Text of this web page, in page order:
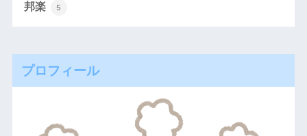
邦楽 5
プロフィール